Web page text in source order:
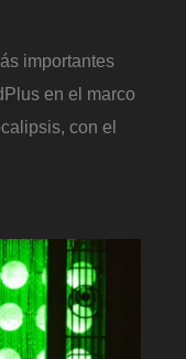
importantes
en el marco
con el